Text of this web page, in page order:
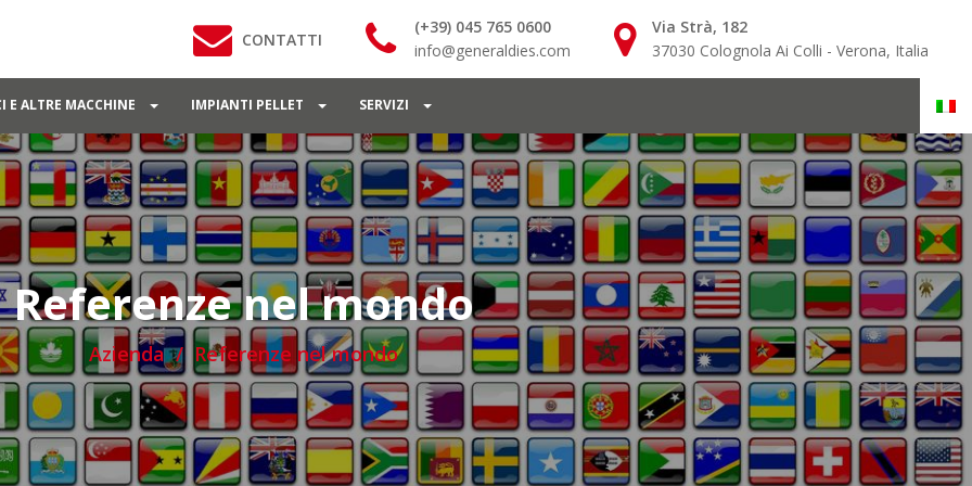
CONTATTI
(+39) 045 765 0600
info@generaldies.com
Via Strà, 182
37030 Colognola Ai Colli - Verona, Italia
E ALTRE MACCHINE IMPIANTI PELLET SERVIZI
Referenze nel mondo
Azienda Referenze nel mondo